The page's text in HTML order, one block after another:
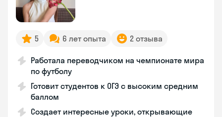
5 6 лет опыта 2 отзыва
Работала переводчиком на чемпионате мира
по футболу
Готовит студентов к ОГЭ с высоким средним
баллом
Создает интересные уроки, открывающие